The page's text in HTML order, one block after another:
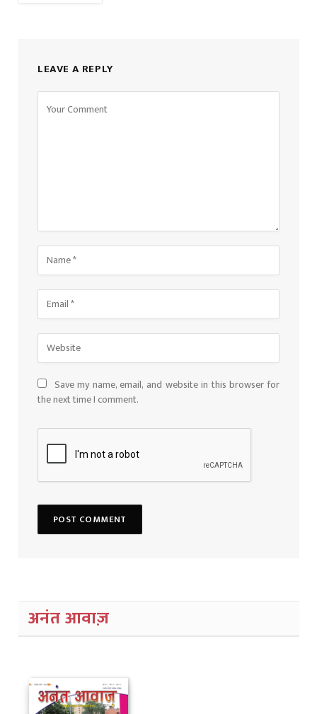
LEAVE A REPLY
Save my name, email, and website in this browser for
the next time I comment.
अनंत आवाज़